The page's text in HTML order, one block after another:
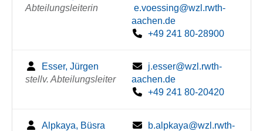
Abteilungsleiterin
e.voessing@wzl.rwth-
aachen.de
+49 241 80-28900
Esser, Jürgen
stellv. Abteilungsleiter
j.esser@wzl.rwth-
aachen.de
+49 241 80-20420
Alpkaya, Büsra
b.alpkaya@wzl.rwth-